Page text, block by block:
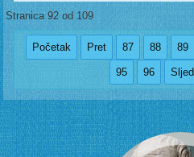
Stranica 92 od 109
Početak Pret 87 88 89
95 96